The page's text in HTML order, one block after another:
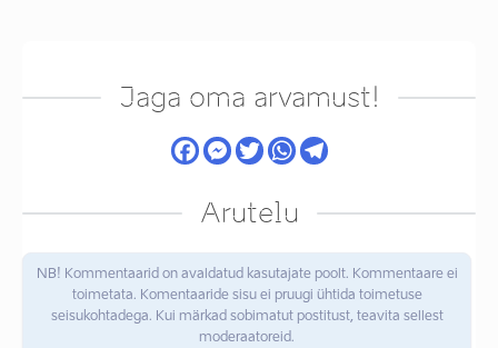
Jaga oma arvamust!
Arutelu
NB! Kommentaarid on avaldatud kasutajate poolt. Kommentaare ei
toimetata. Komentaaride sisu ei pruugi ühtida toimetuse
seisukohtadega. Kui märkad sobimatut postitust, teavita sellest
moderaatoreid.